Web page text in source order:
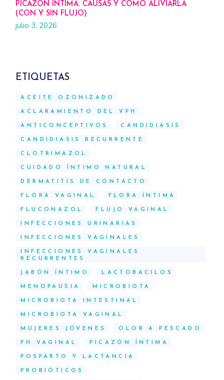
PICAZÓN ÍNTIMA: CAUSAS Y CÓMO ALIVIARLA
(CON Y SIN FLUJO)
julio 3, 2026
ETIQUETAS
ACEITE OZONIZADO
ACLARAMIENTO DEL VPH
ANTICONCEPTIVOS CANDIDIASIS
CANDIDIASIS RECURRENTE
CLOTRIMAZOL
CUIDADO ÍNTIMO NATURAL
DERMATITIS DE CONTACTO
FLORA VAGINAL FLORA ÍNTIMA
FLUCONAZOL FLUJO VAGINAL
INFECCIONES URINARIAS
INFECCIONES VAGINALES
INFECCIONES VAGINALES
RECURRENTES
JABÓN ÍNTIMO LACTOBACILOS
MENOPAUSIA MICROBIOTA
MICROBIOTA INTESTINAL
MICROBIOTA VAGINAL
MUJERES JÓVENES OLOR A PESCADO
PH VAGINAL PICAZÓN ÍNTIMA
POSPARTO Y LACTANCIA
PROBIÓTICOS